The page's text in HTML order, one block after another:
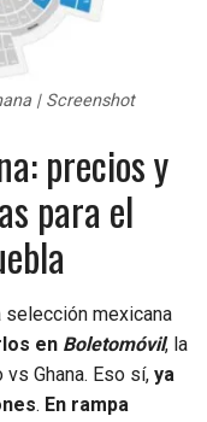
| Screenshot
precios y
para el
mexicana
en Boletomóvil, la
Ghana. Eso sí, ya
. En rampa